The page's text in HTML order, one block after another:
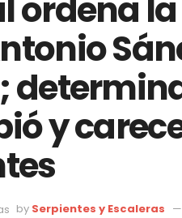
ordena
y
by Serpientes y Escaleras